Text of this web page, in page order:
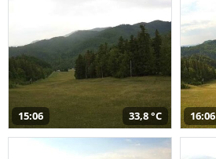
15:06 33,8 °C 16:06